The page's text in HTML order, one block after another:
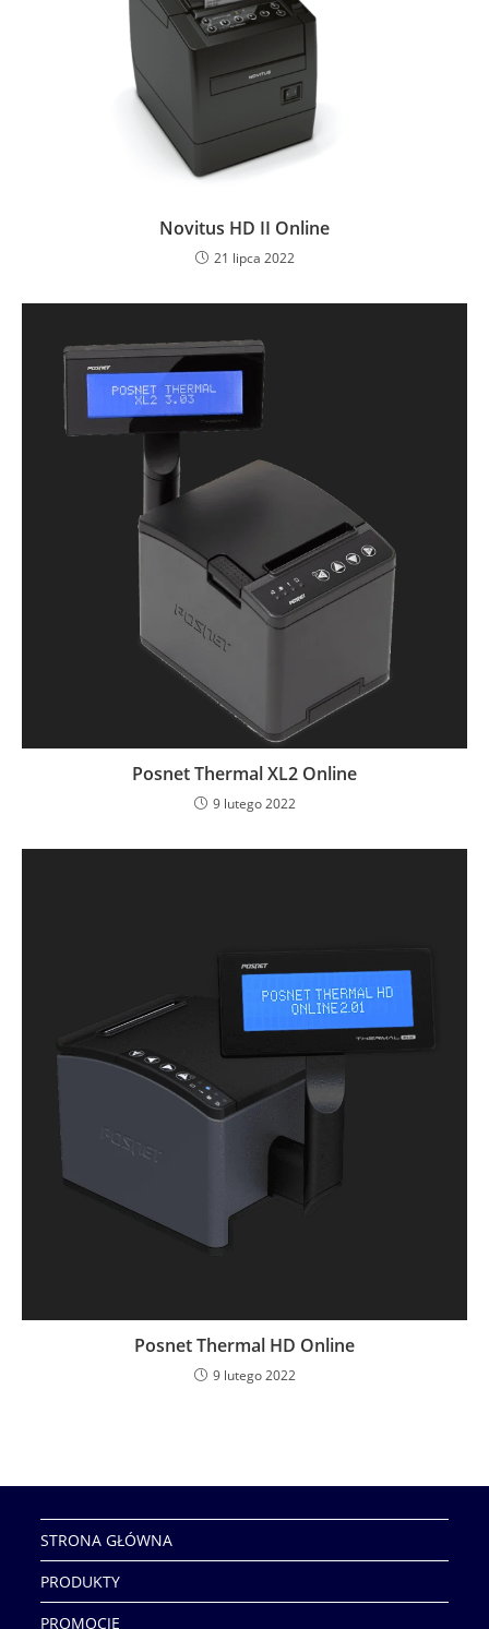
Novitus HD II Online
21 lipca 2022
Posnet Thermal XL2 Online
9 lutego 2022
Posnet Thermal HD Online
9 lutego 2022
STRONA GŁÓWNA
PRODUKTY
PROMOCJE